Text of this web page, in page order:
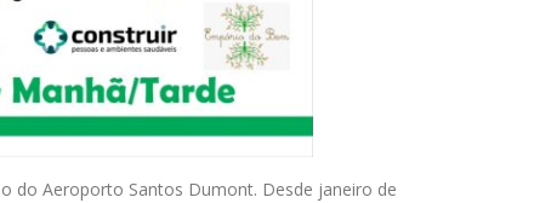
do Aeroporto Santos Dumont. Desde janeiro de